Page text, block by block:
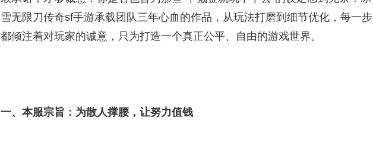
雪无限刀传奇sf手游承载团队三年心血的作品，从玩法打磨到细节优化，每一步
都倾注着对玩家的诚意，只为打造一个真正公平、自由的游戏世界。
一、本服宗旨：为散人撑腰，让努力值钱​